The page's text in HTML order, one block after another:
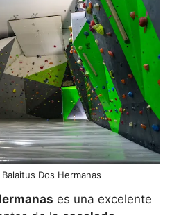
Dos Hermanas
es una excelente